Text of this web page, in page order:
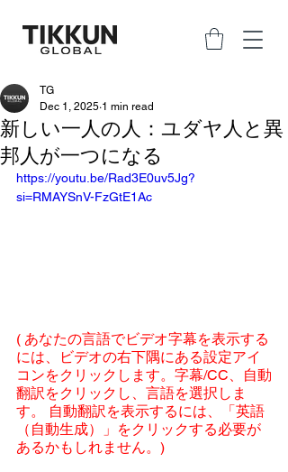
新しい一人の人：ユダヤ人と異
邦人が一つになる
TG
Dec 1, 2025 1 min read
https://youtu.be/Rad3E0uv5Jg?
si=RMAYSnV-FzGtE1Ac
( あなたの言語でビデオ字幕を表示する
には、ビデオの右下隅にある設定アイ
コンをクリックします。字幕/CC、自動
翻訳をクリックし、言語を選択しま
す。 自動翻訳を表示するには、「英語
（自動生成）」をクリックする必要が
あるかもしれません。)